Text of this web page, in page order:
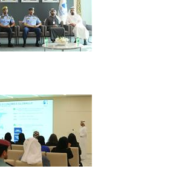
مشاهدة معرض الصور
مشاهدة معرض الصور